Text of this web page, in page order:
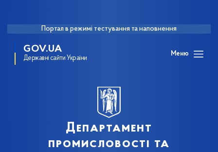
Портал в режимі тестування та наповнення
GOV.UA
Державні сайти України
Меню
Департамент
промисловості та